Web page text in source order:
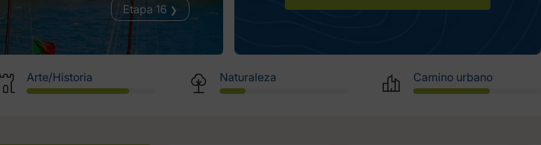
Etapa 16 ❯
Arte/Historia Naturaleza Camino urbano